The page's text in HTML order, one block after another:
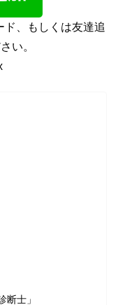
ド、もしくは友達追
い。
断士」